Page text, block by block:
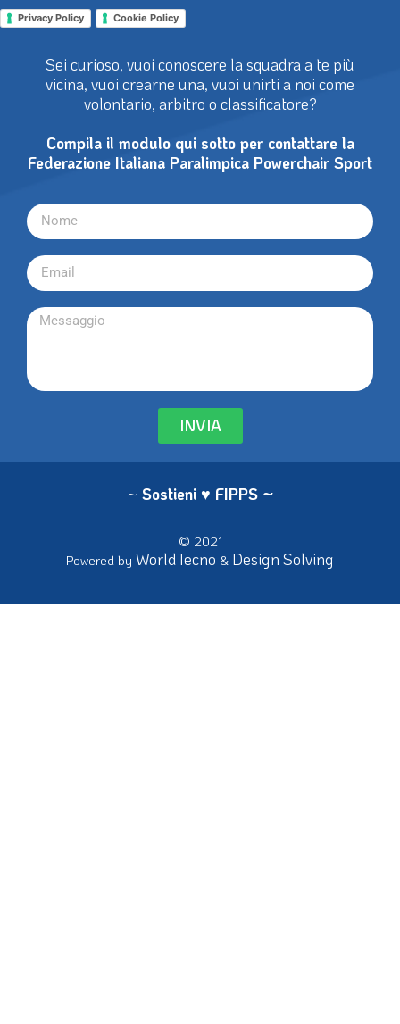
Privacy Policy Cookie Policy
Sei curioso, vuoi conoscere la squadra a te più
vicina, vuoi crearne una, vuoi unirti a noi come
volontario, arbitro o classificatore?
Compila il modulo qui sotto per contattare la
Federazione Italiana Paralimpica Powerchair Sport
INVIA
~ Sostieni ♥ FIPPS ~
© 2021
Powered by WorldTecno & Design Solving